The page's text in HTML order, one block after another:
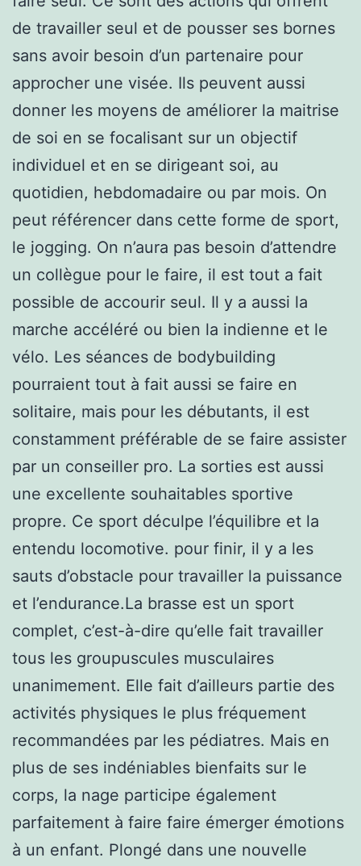
de travailler seul et de pousser ses bornes
sans avoir besoin d’un partenaire pour
approcher une visée. Ils peuvent aussi
donner les moyens de améliorer la maitrise
de soi en se focalisant sur un objectif
individuel et en se dirigeant soi, au
quotidien, hebdomadaire ou par mois. On
peut référencer dans cette forme de sport,
le jogging. On n’aura pas besoin d’attendre
un collègue pour le faire, il est tout a fait
possible de accourir seul. Il y a aussi la
marche accéléré ou bien la indienne et le
vélo. Les séances de bodybuilding
pourraient tout à fait aussi se faire en
solitaire, mais pour les débutants, il est
constamment préférable de se faire assister
par un conseiller pro. La sorties est aussi
une excellente souhaitables sportive
propre. Ce sport déculpe l’équilibre et la
entendu locomotive. pour finir, il y a les
sauts d’obstacle pour travailler la puissance
et l’endurance.La brasse est un sport
complet, c’est-à-dire qu’elle fait travailler
tous les groupuscules musculaires
unanimement. Elle fait d’ailleurs partie des
activités physiques le plus fréquement
recommandées par les pédiatres. Mais en
plus de ses indéniables bienfaits sur le
corps, la nage participe également
parfaitement à faire faire émerger émotions
à un enfant. Plongé dans une nouvelle